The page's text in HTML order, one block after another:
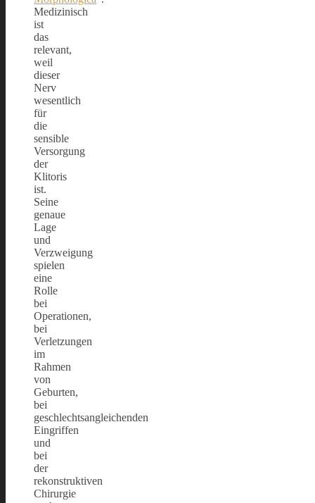
Medizinisch
ist
das
relevant,
weil
dieser
Nerv
wesentlich
für
die
sensible
Versorgung
der
Klitoris
ist.
Seine
genaue
Lage
und
Verzweigung
spielen
eine
Rolle
bei
Operationen,
bei
Verletzungen
im
Rahmen
von
Geburten,
bei
geschlechtsangleichenden
Eingriffen
und
bei
der
rekonstruktiven
Chirurgie